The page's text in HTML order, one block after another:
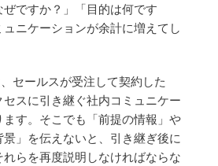
ですか？」「目的は何です
ニケーションが余計に増えてし
セールスが受注して契約した
スに引き継ぐ社内コミュニケー
す。そこでも「前提の情報」や
景」を伝えないと、引き継ぎ後に
らを再度説明しなければならな